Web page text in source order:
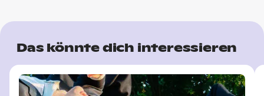
Das könnte dich interessieren